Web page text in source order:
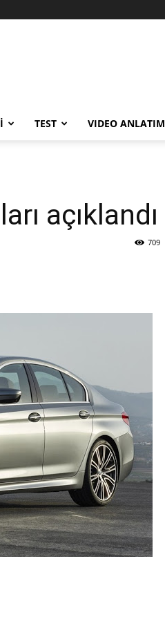
TEST VIDEO ANLATIM
açıklandı
709